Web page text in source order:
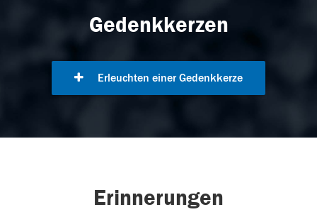
Gedenkkerzen
Erleuchten einer Gedenkkerze
Erinnerungen